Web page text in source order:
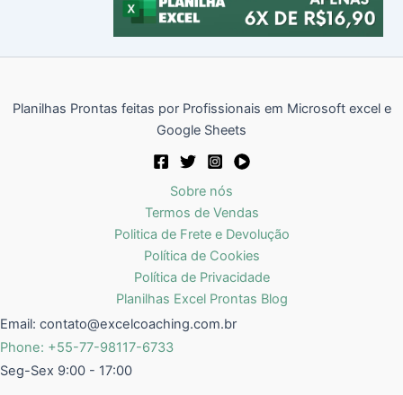
Planilhas Prontas feitas por Profissionais em Microsoft excel e
Google Sheets
Sobre nós
Termos de Vendas
Politica de Frete e Devolução
Política de Cookies
Política de Privacidade
Planilhas Excel Prontas Blog
Email: contato@excelcoaching.com.br
Phone: +55-77-98117-6733
Seg-Sex 9:00 - 17:00